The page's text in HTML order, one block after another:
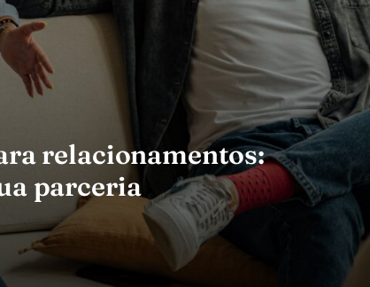
relacionamentos:
parceria